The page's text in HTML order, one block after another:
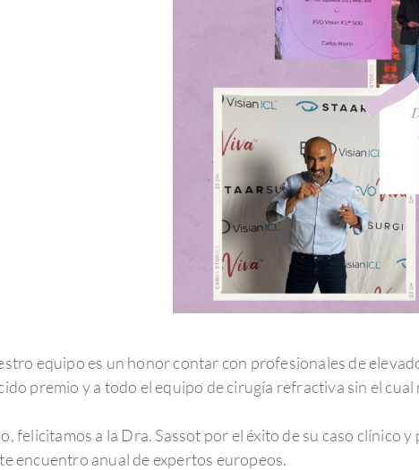
equipo es un honor contar con profesionales de
premio y a todo el equipo de cirugía refractiva sin el
felicitamos a la Dra. Sassot por el éxito de su caso
encuentro anual de expertos europeos.